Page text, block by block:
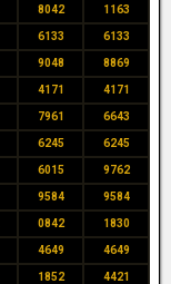
8042 1163
6133 6133
9048 8869
4171 4171
7961 6643
6245 6245
6015 9762
9584 9584
0842 1830
4649 4649
1852 4421